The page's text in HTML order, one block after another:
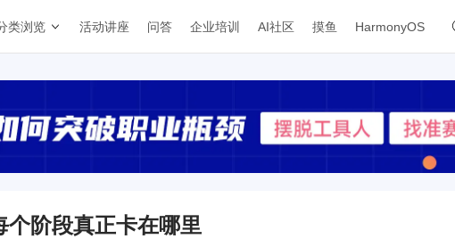
类浏览 活动讲座 问答 企业培训 AI社区 摸鱼 HarmonyOS
个阶段真正卡在哪里